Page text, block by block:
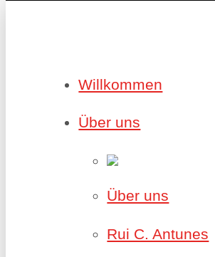
Willkommen
Über uns
Über uns
Rui C. Antunes